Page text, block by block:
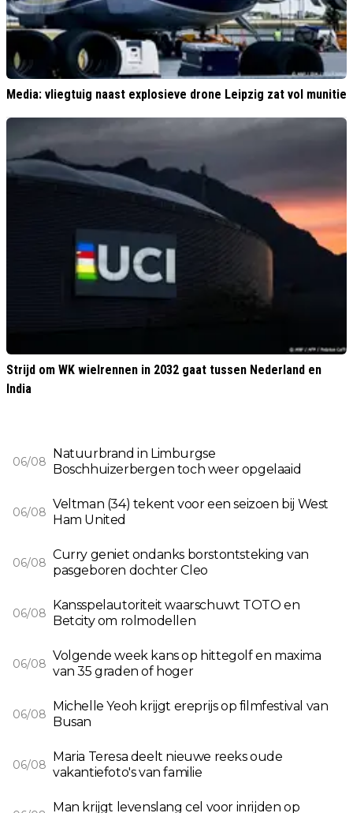
Media: vliegtuig naast explosieve drone Leipzig zat vol munitie
Strijd om WK wielrennen in 2032 gaat tussen Nederland en
India
06/08
Natuurbrand in Limburgse
Boschhuizerbergen toch weer opgelaaid
06/08
Veltman (34) tekent voor een seizoen bij West
Ham United
06/08
Curry geniet ondanks borstontsteking van
pasgeboren dochter Cleo
06/08
Kansspelautoriteit waarschuwt TOTO en
Betcity om rolmodellen
06/08
Volgende week kans op hittegolf en maxima
van 35 graden of hoger
06/08
Michelle Yeoh krijgt ereprijs op filmfestival van
Busan
06/08
Maria Teresa deelt nieuwe reeks oude
vakantiefoto's van familie
Man krijgt levenslang cel voor inrijden op